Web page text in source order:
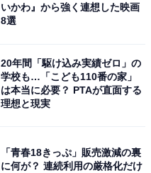
いかわ』から強く連想した映画
8選
20年間「駆け込み実績ゼロ」の
学校も…「こども110番の家」
は本当に必要？ PTAが直面する
理想と現実
「青春18きっぷ」販売激減の裏
に何が？ 連続利用の厳格化だけ